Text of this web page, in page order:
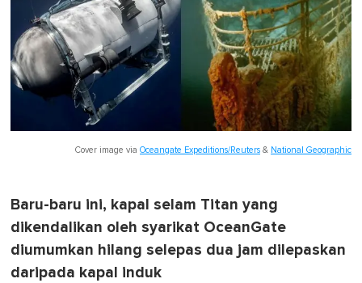
Cover image via Oceangate Expeditions/Reuters & National Geographic
Baru-baru ini, kapal selam Titan yang
dikendalikan oleh syarikat OceanGate
diumumkan hilang selepas dua jam dilepaskan
daripada kapal induk